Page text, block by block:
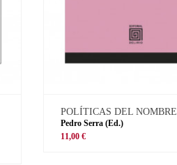
POLÍTICAS DEL NOMBRE
Pedro Serra (Ed.)
11,00 €